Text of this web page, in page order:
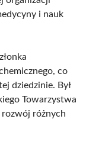
i nauk
co
dziedzinie. Był
Towarzystwa
rozwój różnych